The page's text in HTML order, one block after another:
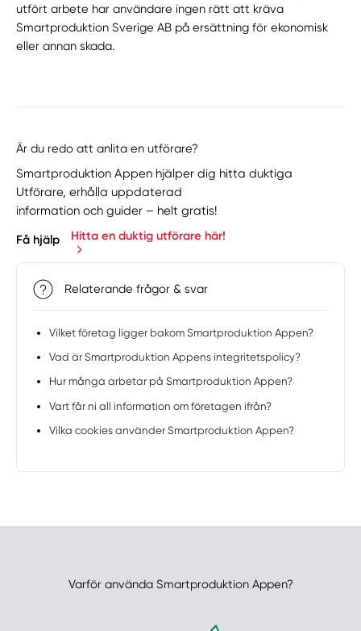
utfört arbete har användare ingen rätt att kräva
Smartproduktion Sverige AB på ersättning för ekonomisk
eller annan skada.
Är du redo att anlita en utförare?
Smartproduktion Appen hjälper dig hitta duktiga
Utförare, erhålla uppdaterad
information och guider – helt gratis!
Få hjälp Hitta en duktig utförare här!
Relaterande frågor & svar
Vilket företag ligger bakom Smartproduktion Appen?
Vad är Smartproduktion Appens integritetspolicy?
Hur många arbetar på Smartproduktion Appen?
Vart får ni all information om företagen ifrån?
Vilka cookies använder Smartproduktion Appen?
Varför använda Smartproduktion Appen?